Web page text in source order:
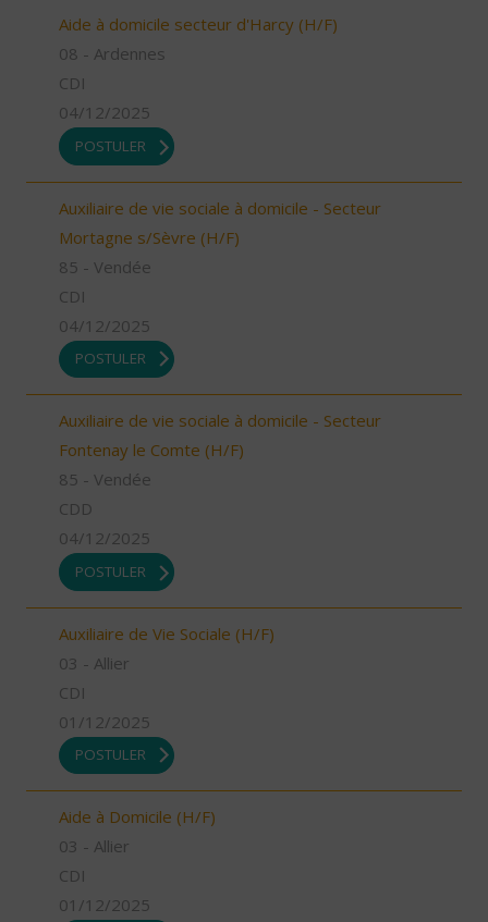
Aide à domicile secteur d'Harcy (H/F)
08 - Ardennes
CDI
04/12/2025
POSTULER
Auxiliaire de vie sociale à domicile - Secteur
Mortagne s/Sèvre (H/F)
85 - Vendée
CDI
04/12/2025
POSTULER
Auxiliaire de vie sociale à domicile - Secteur
Fontenay le Comte (H/F)
85 - Vendée
CDD
04/12/2025
POSTULER
Auxiliaire de Vie Sociale (H/F)
03 - Allier
CDI
01/12/2025
POSTULER
Aide à Domicile (H/F)
03 - Allier
CDI
01/12/2025